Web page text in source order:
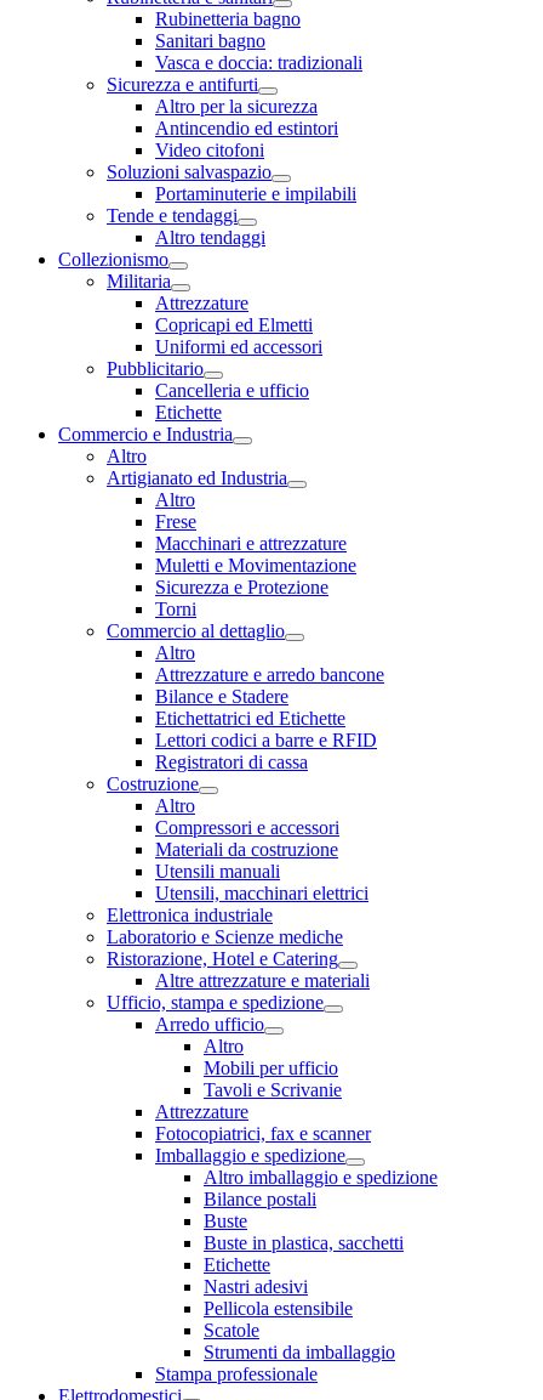
Rubinetteria bagno
Sanitari bagno
Vasca e doccia: tradizionali
Sicurezza e antifurti
Altro per la sicurezza
Antincendio ed estintori
Video citofoni
Soluzioni salvaspazio
Portaminuterie e impilabili
Tende e tendaggi
Altro tendaggi
Collezionismo
Militaria
Attrezzature
Copricapi ed Elmetti
Uniformi ed accessori
Pubblicitario
Cancelleria e ufficio
Etichette
Commercio e Industria
Altro
Artigianato ed Industria
Altro
Frese
Macchinari e attrezzature
Muletti e Movimentazione
Sicurezza e Protezione
Torni
Commercio al dettaglio
Altro
Attrezzature e arredo bancone
Bilance e Stadere
Etichettatrici ed Etichette
Lettori codici a barre e RFID
Registratori di cassa
Costruzione
Altro
Compressori e accessori
Materiali da costruzione
Utensili manuali
Utensili, macchinari elettrici
Elettronica industriale
Laboratorio e Scienze mediche
Ristorazione, Hotel e Catering
Altre attrezzature e materiali
Ufficio, stampa e spedizione
Arredo ufficio
Altro
Mobili per ufficio
Tavoli e Scrivanie
Attrezzature
Fotocopiatrici, fax e scanner
Imballaggio e spedizione
Altro imballaggio e spedizione
Bilance postali
Buste
Buste in plastica, sacchetti
Etichette
Nastri adesivi
Pellicola estensibile
Scatole
Strumenti da imballaggio
Stampa professionale
Elettrodomestici